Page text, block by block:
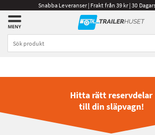
Snabba Leveranser | Frakt från 39 kr | 30
Hitta rätt reservdelar
till din släpvagn!